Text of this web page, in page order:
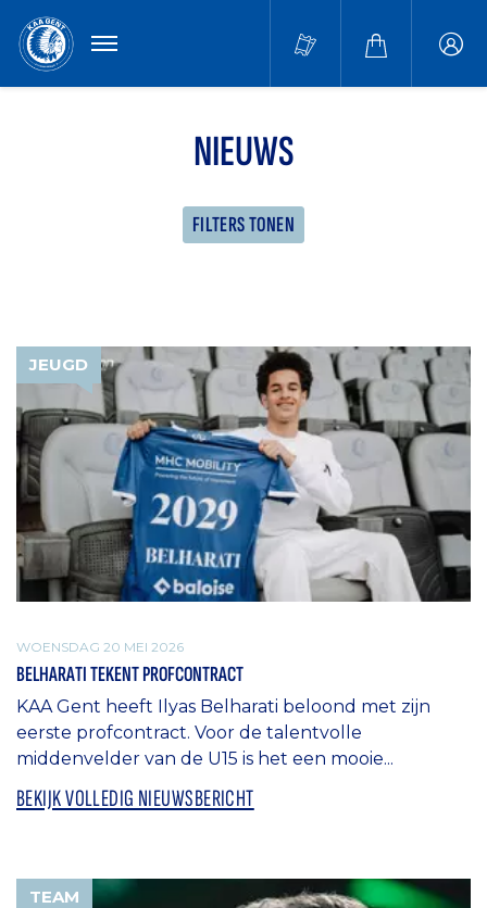
MENU
NIEUWS
FILTERS TONEN
JEUGD
WOENSDAG 20 MEI 2026
BELHARATI TEKENT PROFCONTRACT
KAA Gent heeft Ilyas Belharati beloond met zijn
eerste profcontract. Voor de talentvolle
middenvelder van de U15 is het een mooie...
BEKIJK VOLLEDIG NIEUWSBERICHT
TEAM